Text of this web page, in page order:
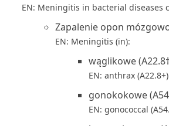
EN: Meningitis in bacterial diseases
Zapalenie opon
EN: Meningitis (in):
wąglikowe
EN: anthrax (A22.8+)
gonokokowe
EN: gonococcal